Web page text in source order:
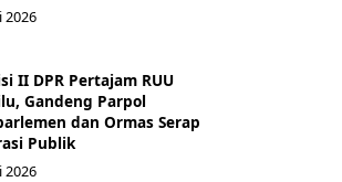
2026
II DPR Pertajam RUU
Gandeng Parpol
dan Ormas Serap
Publik
2026